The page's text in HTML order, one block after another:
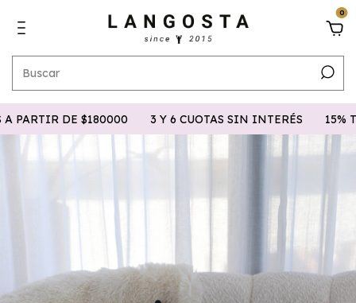
0
DE $180000 3 Y 6 CUOTAS SIN INTERÉS 15%